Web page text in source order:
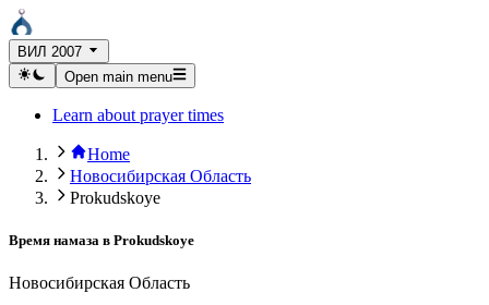
ВИЛ 2007
Open main menu
Learn about prayer times
Home
Новосибирская Область
Prokudskoye
Время намаза в Prokudskoye
Новосибирская Область